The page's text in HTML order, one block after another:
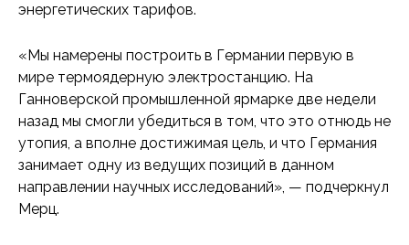
энергетических тарифов.
«Мы намерены построить в Германии первую в
мире термоядерную электростанцию. На
Ганноверской промышленной ярмарке две недели
назад мы смогли убедиться в том, что это отнюдь не
утопия, а вполне достижимая цель, и что Германия
занимает одну из ведущих позиций в данном
направлении научных исследований», — подчеркнул
Мерц.